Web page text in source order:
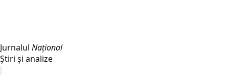
Jurnalul Național
Știri și analize